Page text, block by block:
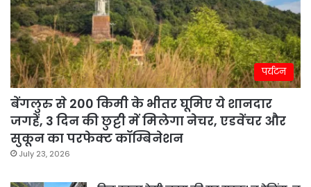
पर्यटन
बेंगलुरु से 200 किमी के भीतर घूमिए ये शानदार
जगहें, 3 दिन की छुट्टी में मिलेगा नेचर, एडवेंचर और
सुकून का परफेक्ट कॉम्बिनेशन
July 23, 2026